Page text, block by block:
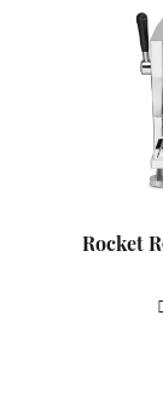
Rocket